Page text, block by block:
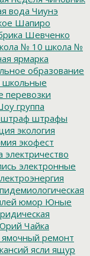
вода Чиунэ
Шапиро
Шевченко
№ 10 школа №
ярмарка
образование
школьные
перевозки
группа
штраф штрафы
экология
экофест
электричество
электронные
юмор Юные
Чайка
ямочный ремонт
ясли ящур